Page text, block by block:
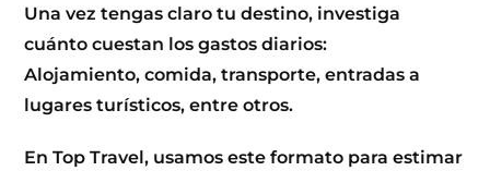
Una vez tengas claro tu destino, investiga
cuánto cuestan los gastos diarios:
Alojamiento, comida, transporte, entradas a
lugares turísticos, entre otros.
EnTop Travel, usamos este formato para estimar